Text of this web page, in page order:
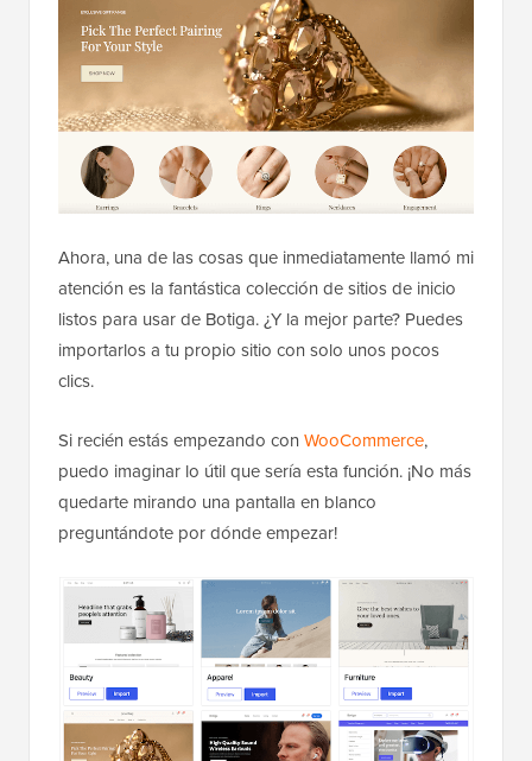
Ahora, una de las cosas que inmediatamente llamó mi
atención es la fantástica colección de sitios de inicio
listos para usar de Botiga. ¿Y la mejor parte? Puedes
importarlos a tu propio sitio con solo unos pocos
clics.
Si recién estás empezando con WooCommerce,
puedo imaginar lo útil que sería esta función. ¡No más
quedarte mirando una pantalla en blanco
preguntándote por dónde empezar!